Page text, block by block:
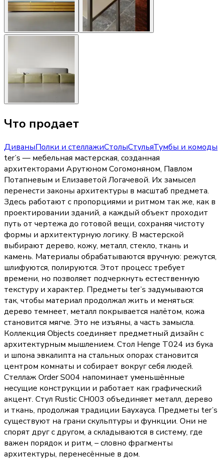
Что продает
ДиваныПолки и стеллажиСтолыСтульяТумбы и комоды
ter’s — мебельная мастерская, созданная
архитекторами Арутюном Согомоняном, Павлом
Потапневым и Елизаветой Логачевой. Их замысел
перенести законы архитектуры в масштаб предмета.
Здесь работают с пропорциями и ритмом так же, как в
проектировании зданий, а каждый объект проходит
путь от чертежа до готовой вещи, сохраняя чистоту
формы и архитектурную логику. В мастерской
выбирают дерево, кожу, металл, стекло, ткань и
камень. Материалы обрабатываются вручную: режутся,
шлифуются, полируются. Этот процесс требует
времени, но позволяет подчеркнуть естественную
текстуру и характер. Предметы ter’s задумываются
так, чтобы материал продолжал жить и меняться:
дерево темнеет, металл покрывается налётом, кожа
становится мягче. Это не изъяны, а часть замысла.
Коллекция Objects соединяет предметный дизайн с
архитектурным мышлением. Стол Henge T024 из бука
и шпона эвкалипта на стальных опорах становится
центром комнаты и собирает вокруг себя людей.
Стеллаж Order S004 напоминает уменьшённые
несущие конструкции и работает как графический
акцент. Стул Rustic CH003 объединяет металл, дерево
и ткань, продолжая традиции Баухауса. Предметы ter’s
существуют на грани скульптуры и функции. Они не
спорят друг с другом, а складываются в систему, где
важен порядок и ритм, – словно фрагменты
архитектуры, перенесённые в дом.